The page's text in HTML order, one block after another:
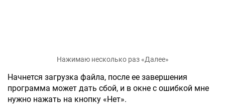
Нажимаю несколько раз «Далее»
Начнется загрузка файла, после ее завершения
программа может дать сбой, и в окне с ошибкой мне
нужно нажать на кнопку «Нет».